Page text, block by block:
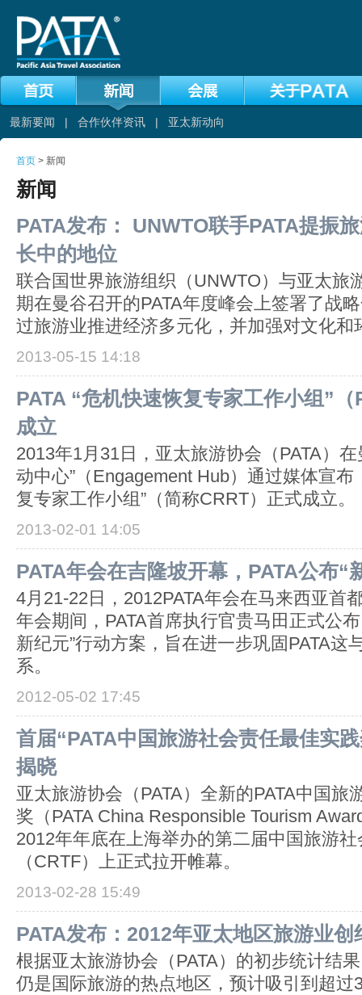
最新要闻 | 合作伙伴资讯 | 亚太新动向
首页 > 新闻
新闻
PATA发布： UNWTO联手PATA提振
长中的地位
联合国世界旅游组织（UNWTO）与亚太旅
期在曼谷召开的PATA年度峰会上签署了战
过旅游业推进经济多元化，并加强对文化和
2013-05-15 14:18
PATA “危机快速恢复专家工作小组”
成立
2013年1月31日，亚太旅游协会（PATA）
动中心”（Engagement Hub）通过媒体宣布
复专家工作小组”（简称CRRT）正式成立。
2013-02-01 14:05
PATA年会在吉隆坡开幕，PATA公布“
4月21-22日，2012PATA年会在马来西亚首
年会期间，PATA首席执行官贵马田正式公
新纪元”行动方案，旨在进一步巩固PATA这
系。
2012-05-02 17:45
首届“PATA中国旅游社会责任最佳实
揭晓
亚太旅游协会（PATA）全新的PATA中国旅
奖（PATA China Responsible Tourism
2012年年底在上海举办的第二届中国旅游
（CRTF）上正式拉开帷幕。
2013-02-28 15:49
PATA发布：2012年亚太地区旅游业创
根据亚太旅游协会（PATA）的初步统计结
仍是国际旅游的热点地区，预计吸引到超过